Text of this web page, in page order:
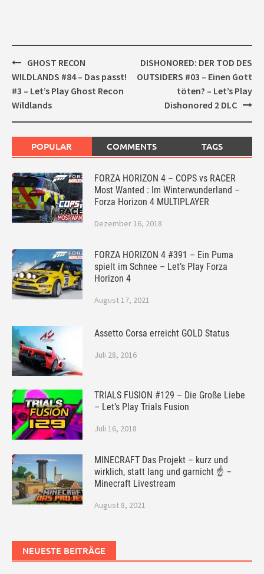
Post
navigation
GHOST RECON
WILDLANDS #84 – Das passt!
#3 – Let’s Play Ghost Recon
Wildlands
DISHONORED: DER TOD DES
OUTSIDERS #03 – Einen Gott
töten? – Let’s Play
Dishonored 2 DLC
POPULAR COMMENTS TAGS
FORZA HORIZON 4 – COPS vs RACER
Most Wanted : Im Winterwunderland –
Forza Horizon 4 MULTIPLAYER
Dezember 16, 2018
FORZA HORIZON 4 #391 – Ein Puma
spielt im Schnee – Let’s Play Forza
Horizon 4
August 17, 2021
Assetto Corsa erreicht GOLD Status
Juli 28, 2016
TRIALS FUSION #129 – Die Große Liebe
– Let’s Play Trials Fusion
Juli 16, 2018
MINECRAFT Das Projekt – kurz und
wirklich, statt lang und garnicht ☝ –
Minecraft Livestream
August 8, 2021
NEUESTE BEITRÄGE